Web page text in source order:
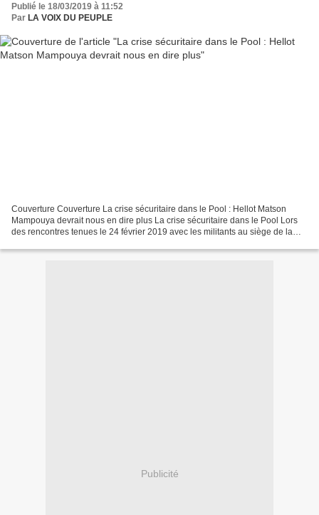
Publié le 18/03/2019 à 11:52
Par LA VOIX DU PEUPLE
Couverture Couverture La crise sécuritaire dans le Pool : Hellot Matson
Mampouya devrait nous en dire plus La crise sécuritaire dans le Pool Lors
des rencontres tenues le 24 février 2019 avec les militants au siège de la
Publicité